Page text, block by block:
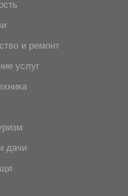
и ремонт
услуг
дачи